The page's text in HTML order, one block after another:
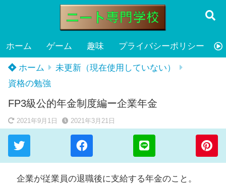
ホーム ゲーム 趣味 プライバシーポリシー
ホーム
未更新（現在使用していない）
資格の勉強
FP3級公的年金制度編ー企業年金
2021年9月1日 2021年3月21日
企業が従業員の退職後に支給する年金のこと。